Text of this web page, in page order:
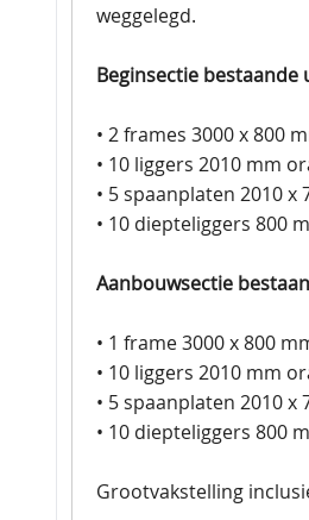
weggelegd.
Beginsectie bestaande
• 2 frames 3000 x 800
• 10 liggers 2010 mm
• 5 spaanplaten 2010 x
• 10 diepteliggers 800
Aanbouwsectie
• 1 frame 3000 x 800
• 10 liggers 2010 mm
• 5 spaanplaten 2010 x
• 10 diepteliggers 800
Grootvakstelling